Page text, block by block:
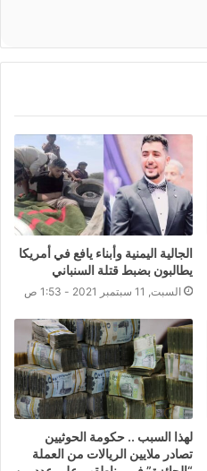
الجالية اليمنية وأبناء يافع في أمريكا
يطالبون بضبط قتلة السنباني
السبت, 11 سبتمبر 2021 - 1:53 ص
لهذا السبب .. حكومة الحوثيين
تصادر ملايين الريالات من العملة